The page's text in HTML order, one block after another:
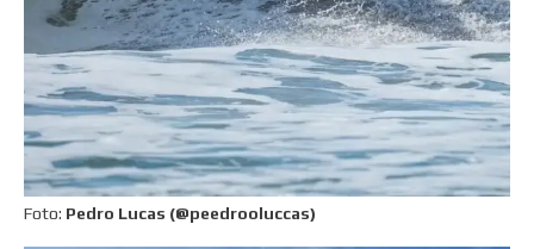
Foto: Pedro Lucas (@peedrooluccas)